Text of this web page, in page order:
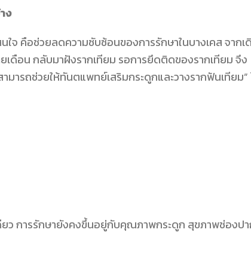
ง
จ คือช่วยลดความซับซ้อนของการรักษาในบางเคส จากเ
ดือน กลับมาฝังรากเทียม รอการยึดติดของรากเทียม จึง
มารถช่วยให้ทันตแพทย์เสริมกระดูกและวางรากฟันเทียม”
ยว การรักษายังคงขึ้นอยู่กับคุณภาพกระดูก สุขภาพช่องป